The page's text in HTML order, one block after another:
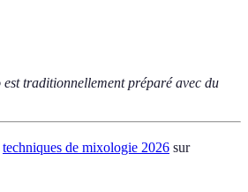
traditionnellement préparé avec du
techniques de mixologie 2026 sur